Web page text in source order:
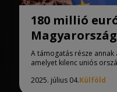
180 millió
Bizottság.
A támogatás része
amelyet kilenc uniós
2025. július 04.Külföld